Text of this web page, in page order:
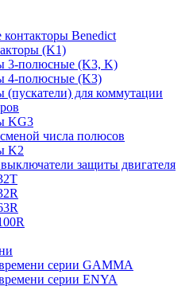
Benedict
(K1)
3-полюсные (K3, K)
4-полюсные (K3)
(пускатели) для коммутации
KG3
числа полюсов
K2
защиты двигателя
серии GAMMA
серии ENYA